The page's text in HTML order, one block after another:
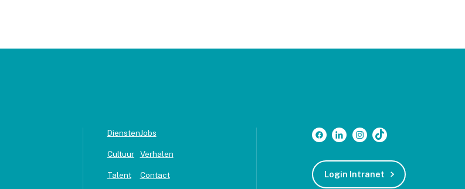
Diensten
Cultuur
Talent
Jobs
Verhalen
Contact Login Intranet